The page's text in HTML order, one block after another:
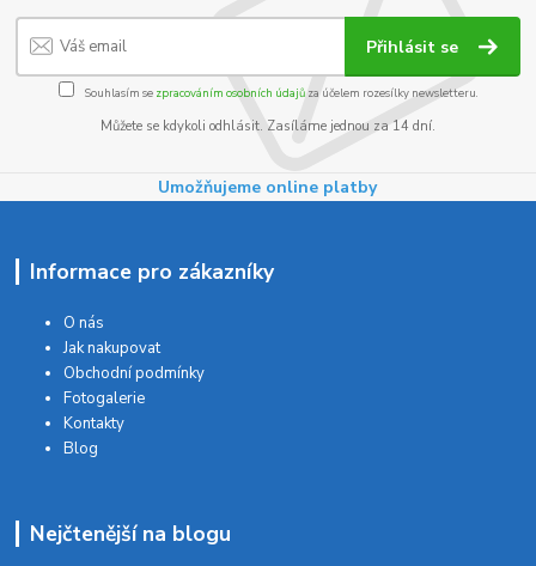
Přihlásit se
Souhlasím se zpracováním osobních údajůza účelem rozesílky newsletteru.
Můžete se kdykoli odhlásit. Zasíláme jednou za 14 dní.
Umožňujeme online platby
Informace pro zákazníky
O nás
Jak nakupovat
Obchodní podmínky
Fotogalerie
Kontakty
Blog
Nejčtenější na blogu